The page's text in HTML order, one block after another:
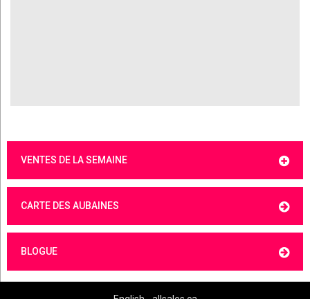
VENTES DE LA SEMAINE
CARTE DES AUBAINES
BLOGUE